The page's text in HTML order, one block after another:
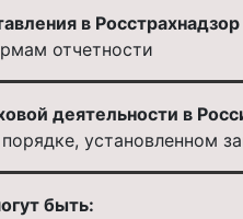
в
отчетности
деятельности в
установленном
быть: